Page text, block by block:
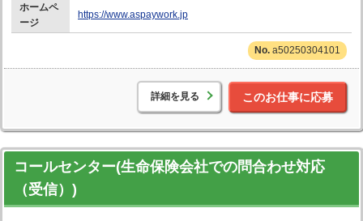
ホームペ
ージ
https://www.aspaywork.jp
a50250304101
詳細を見る このお仕事に応募
コールセンター(生命保険会社での問合わせ対応
（受信）)